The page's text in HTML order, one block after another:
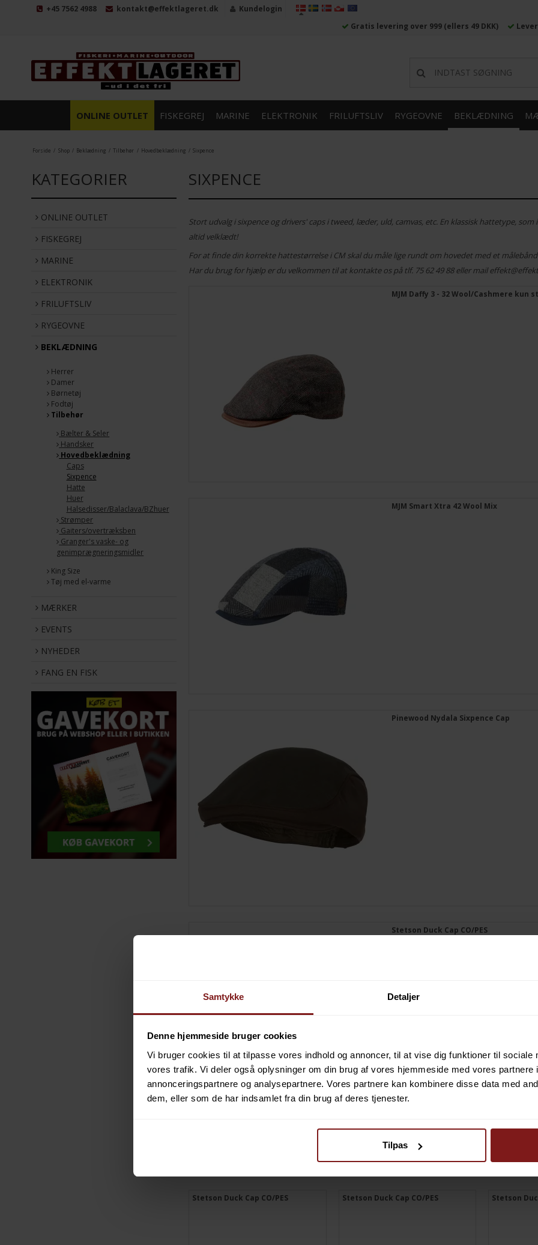
Samtykke Detaljer
Denne hjemmeside bruger cookies
Vi bruger cookies til at tilpasse vores indhold og annoncer, til at vise dig funktioner til sociale
vores trafik. Vi deler også oplysninger om din brug af vores hjemmeside med vores partnere
annonceringspartnere og analysepartnere. Vores partnere kan kombinere disse data med
dem, eller som de har indsamlet fra din brug af deres tjenester.
Tilpas
+45 7562 4988 kontakt@effektlageret.dk
Kundelogin
Gratis levering over 999 (ellers 49 DKK)
ONLINE OUTLET FISKEGREJ MARINE ELEKTRONIK FRILUFTSLIV RYGEOVNE BEKLÆDNING
Forside / Shop / Beklædning / Tilbehør / Hovedbeklædning / Sixpence
KATEGORIER
ONLINE OUTLET
FISKEGREJ
MARINE
ELEKTRONIK
FRILUFTSLIV
RYGEOVNE
BEKLÆDNING
Herrer
Damer
Børnetøj
Fodtøj
Tilbehør
Bælter & Seler
Handsker
Hovedbeklædning
Caps
Sixpence
Hatte
Huer
Halsedisser/Balaclava/BZhuer
Strømper
Gaiters/overtræksben
Granger's vaske- og
genimprægneringsmidler
King Size
Tøj med el-varme
MÆRKER
EVENTS
NYHEDER
FANG EN FISK
SIXPENCE
Stort udvalg i sixpence og drivers' caps i tweed, læder, uld, camvas, etc. En klassisk hattetype,
altid velklædt!
For at finde din korrekte hattestørrelse i CM skal du måle lige rundt om hovedet med et
Har du brug for hjælp er du velkommen til at kontakte os på tlf. 75 62 49 88 eller mail
MJM Daffy 3 - 32 Wool/Cashmere kun
MJM Smart Xtra 42 Wool Mix
Pinewood Nydala Sixpence Cap
Stetson Duck Cap CO/PES
ANBEFALET TIL
Stetson Duck Cap CO/PES Stetson Duck Cap CO/PES Stetson